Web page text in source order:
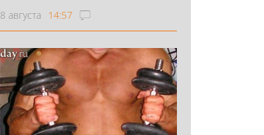
8 августа 14:57